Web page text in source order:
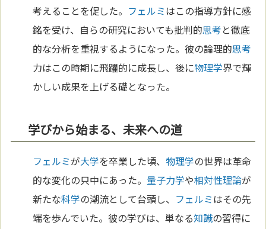
考えることを促した。 フェルミはこの指導方針に感
銘を受け、自らの研究においても批判的思考と徹底
的な分析を重視するようになった。彼の論理的思考
力はこの時期に飛躍的に成長し、後に物理学界で輝
かしい成果を上げる礎となった。
学びから始まる、未来への道
フェルミが大学を卒業した頃、 物理学の世界は革命
的な変化の只中にあった。 量子力学や相対性理論が
新たな科学の潮流として台頭し、 フェルミはその先
端を歩んでいた。彼の学びは、単なる知識の習得に